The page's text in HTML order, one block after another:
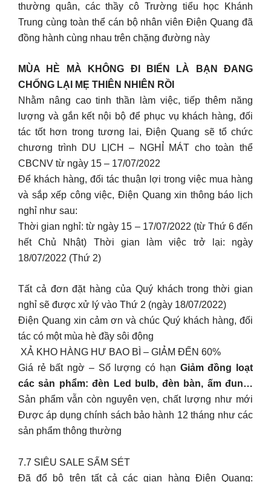
thường quân, các thầy cô Trường tiểu học Khánh
Trung cùng toàn thể cán bộ nhân viên Điện Quang đã
đồng hành cùng nhau trên chặng đường này
MÙA HÈ MÀ KHÔNG ĐI BIỂN LÀ BẠN ĐANG
CHỐNG LẠI MẸ THIÊN NHIÊN RỒI
Nhằm nâng cao tinh thần làm việc, tiếp thêm năng
lượng và gắn kết nội bộ để phục vụ khách hàng, đối
tác tốt hơn trong tương lai, Điện Quang sẽ tổ chức
chương trình DU LỊCH – NGHỈ MÁT cho toàn thể
CBCNV từ ngày 15 – 17/07/2022
Để khách hàng, đối tác thuận lợi trong việc mua hàng
và sắp xếp công việc, Điện Quang xin thông báo lịch
nghỉ như sau:
Thời gian nghỉ: từ ngày 15 – 17/07/2022 (từ Thứ 6 đến
hết Chủ Nhật) Thời gian làm việc trở lại: ngày
18/07/2022 (Thứ 2)
Tất cả đơn đặt hàng của Quý khách trong thời gian
nghỉ sẽ được xử lý vào Thứ 2 (ngày 18/07/2022)
Điện Quang xin cảm ơn và chúc Quý khách hàng, đối
tác có một mùa hè đầy sôi động
️ XẢ KHO HÀNG HƯ BAO BÌ – GIẢM ĐẾN 60%
Giá rẻ bất ngờ – Số lượng có hạn Giảm đồng loạt
các sản phẩm: đèn Led bulb, đèn bàn, ấm đun…
Sản phẩm vẫn còn nguyên vẹn, chất lượng như mới
Được áp dụng chính sách bảo hành 12 tháng như các
sản phẩm thông thường
7.7 SIÊU SALE SẤM SÉT
Đã đổ bộ trên tất cả các gian hàng Điện Quang: